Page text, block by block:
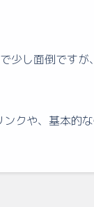
少し面倒です
クや、基本的